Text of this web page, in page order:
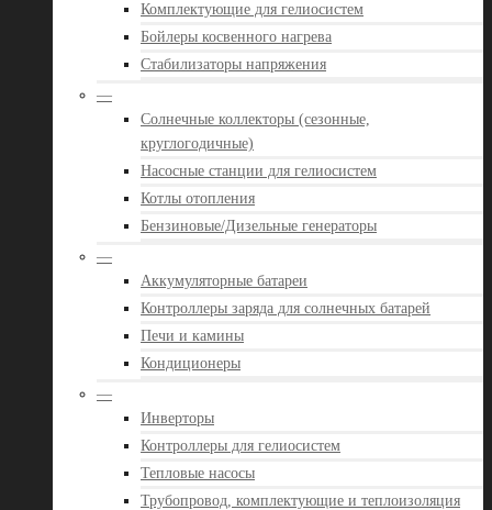
Комплектующие для гелиосистем
Бойлеры косвенного нагрева
Стабилизаторы напряжения
—
Солнечные коллекторы (сезонные,
круглогодичные)
Насосные станции для гелиосистем
Котлы отопления
Бензиновые/Дизельные генераторы
—
Аккумуляторные батареи
Контроллеры заряда для солнечных батарей
Печи и камины
Кондиционеры
—
Инверторы
Контроллеры для гелиосистем
Тепловые насосы
Трубопровод, комплектующие и теплоизоляция